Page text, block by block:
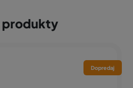
produkty
Dopredaj